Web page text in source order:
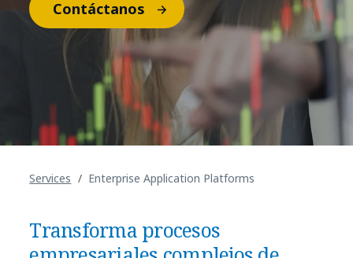
Contáctanos
Services Enterprise Application Platforms
Transforma procesos